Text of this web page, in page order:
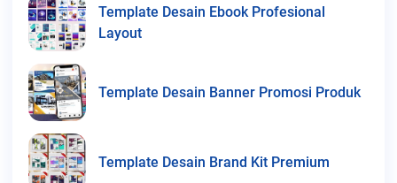
Template Desain Ebook Profesional
Layout
Template Desain Banner Promosi Produk
Template Desain Brand Kit Premium